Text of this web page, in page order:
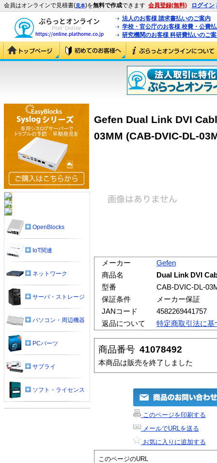
会員はオンラインで見積書(見本)を無料で作成できます 会員登録(無料) ログイン
法人のお客様 請求書払いのご案内
学校・官公庁のお客様 校費・公費
研究機関のお客様 科研費払いのご
Gefen Dual Link DVI
03MM (CAB-DVIC-DL-
メーカー
Gefen
商品名
Dual Link DVI
型番
CAB-DVIC-DL-
保証条件
メーカー保証
JANコード
4582269441757
返品について
特定商取引法に基
商品番号 41078492
本商品は販売を終了しました
このページを印刷する
メールでURLを送る
お気に入りに追加する
このページのURL
OpenBlocks
IoT関連
ネットワーク
サーバ・ストレージ
パソコン・周辺機器
PCパーツ
サプライ
ソフト・ライセンス